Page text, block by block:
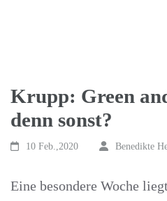
Krupp: Green
denn sonst?
10 Feb.,2020 Benedikte
Eine besondere Woche